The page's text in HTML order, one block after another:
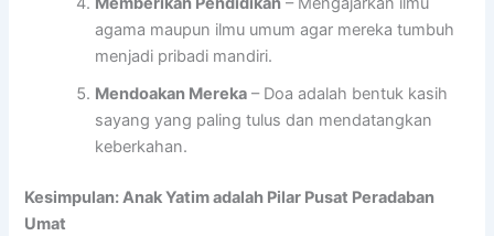
agama maupun ilmu umum agar mereka tumbuh
menjadi pribadi mandiri.
Mendoakan Mereka – Doa adalah bentuk kasih
sayang yang paling tulus dan mendatangkan
keberkahan.
Kesimpulan: Anak Yatim adalah Pilar Pusat Peradaban
Umat